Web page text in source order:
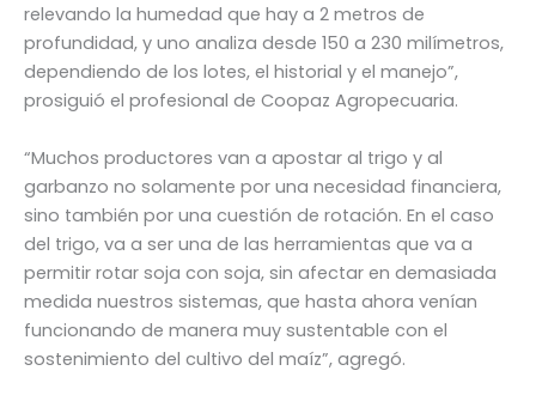
relevando la humedad que hay a 2 metros de
profundidad, y uno analiza desde 150 a 230 milímetros,
dependiendo de los lotes, el historial y el manejo”,
prosiguió el profesional de Coopaz Agropecuaria.
“Muchos productores van a apostar al trigo y al
garbanzo no solamente por una necesidad financiera,
sino también por una cuestión de rotación. En el caso
del trigo, va a ser una de las herramientas que va a
permitir rotar soja con soja, sin afectar en demasiada
medida nuestros sistemas, que hasta ahora venían
funcionando de manera muy sustentable con el
sostenimiento del cultivo del maíz”, agregó.